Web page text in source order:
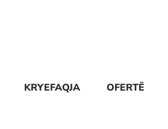
KRYEFAQJA OFERTË